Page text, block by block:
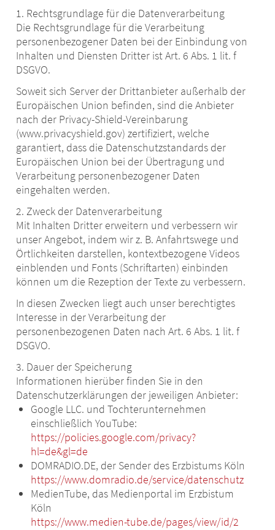
1. Rechtsgrundlage für die Datenverarbeitung
Die Rechtsgrundlage für die Verarbeitung
personenbezogener Daten bei der Einbindung von
Inhalten und Diensten Dritter ist Art. 6 Abs. 1 lit. f
DSGVO.
Soweit sich Server der Drittanbieter außerhalb der
Europäischen Union befinden, sind die Anbieter
nach der Privacy-Shield-Vereinbarung
(www.privacyshield.gov) zertifiziert, welche
garantiert, dass die Datenschutzstandards der
Europäischen Union bei der Übertragung und
Verarbeitung personenbezogener Daten
eingehalten werden.
2. Zweck der Datenverarbeitung
Mit Inhalten Dritter erweitern und verbessern wir
unser Angebot, indem wir z. B. Anfahrtswege und
Örtlichkeiten darstellen, kontextbezogene Videos
einblenden und Fonts (Schriftarten) einbinden
können um die Rezeption der Texte zu verbessern.
In diesen Zwecken liegt auch unser berechtigtes
Interesse in der Verarbeitung der
personenbezogenen Daten nach Art. 6 Abs. 1 lit. f
DSGVO.
3. Dauer der Speicherung
Informationen hierüber finden Sie in den
Datenschutzerklärungen der jeweiligen Anbieter:
Google LLC. und Tochterunternehmen
einschließlich YouTube:
https://policies.google.com/privacy?
hl=de&gl=de
DOMRADIO.DE, der Sender des Erzbistums Köln
https://www.domradio.de/service/datenschutz
MedienTube, das Medienportal im Erzbistum
Köln
https://www.medien-tube.de/pages/view/id/2